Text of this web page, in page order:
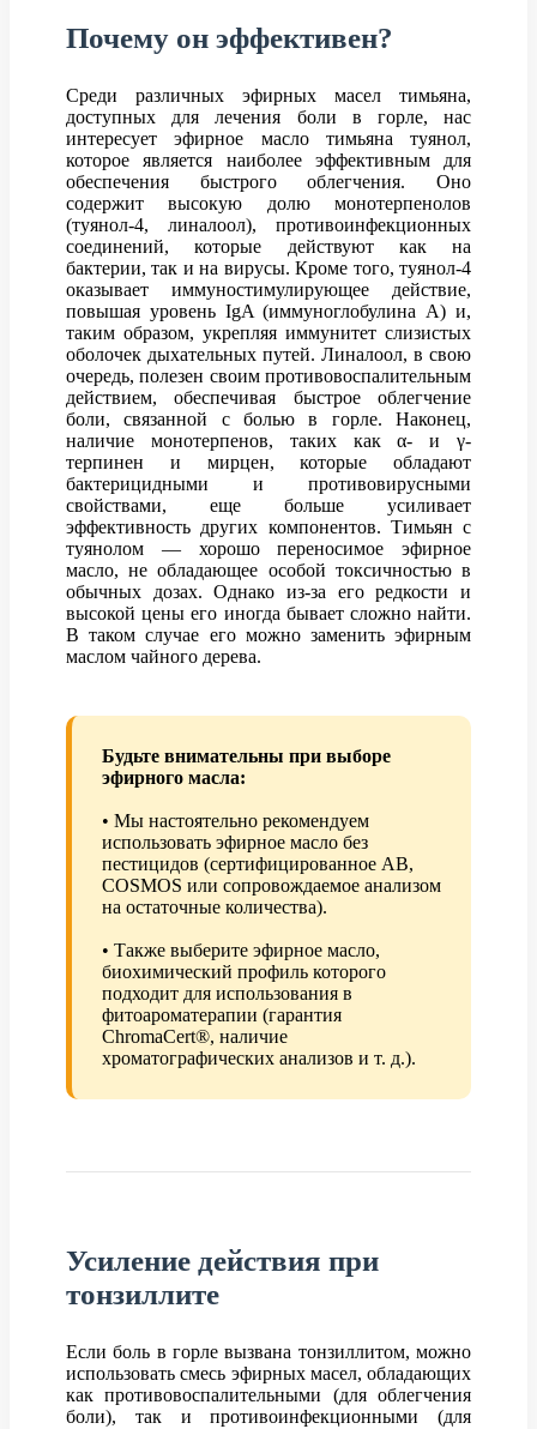
Почему он эффективен?
Среди различных эфирных масел тимьяна,
доступных для лечения боли в горле, нас
интересует эфирное масло тимьяна туянол,
которое является наиболее эффективным для
обеспечения быстрого облегчения. Оно
содержит высокую долю монотерпенолов
(туянол-4, линалоол), противоинфекционных
соединений, которые действуют как на
бактерии, так и на вирусы. Кроме того, туянол-4
оказывает иммуностимулирующее действие,
повышая уровень IgA (иммуноглобулина А) и,
таким образом, укрепляя иммунитет слизистых
оболочек дыхательных путей. Линалоол, в свою
очередь, полезен своим противовоспалительным
действием, обеспечивая быстрое облегчение
боли, связанной с болью в горле. Наконец,
наличие монотерпенов, таких как α- и γ-
терпинен и мирцен, которые обладают
бактерицидными и противовирусными
свойствами, еще больше усиливает
эффективность других компонентов. Тимьян с
туянолом — хорошо переносимое эфирное
масло, не обладающее особой токсичностью в
обычных дозах. Однако из-за его редкости и
высокой цены его иногда бывает сложно найти.
В таком случае его можно заменить эфирным
маслом чайного дерева.
Будьте внимательны при выборе
эфирного масла:
• Мы настоятельно рекомендуем
использовать эфирное масло без
пестицидов (сертифицированное AB,
COSMOS или сопровождаемое анализом
на остаточные количества).
• Также выберите эфирное масло,
биохимический профиль которого
подходит для использования в
фитоароматерапии (гарантия
ChromaCert®, наличие
хроматографических анализов и т. д.).
Усиление действия при
тонзиллите
Если боль в горле вызвана тонзиллитом, можно
использовать смесь эфирных масел, обладающих
как противовоспалительными (для облегчения
боли), так и противоинфекционными (для